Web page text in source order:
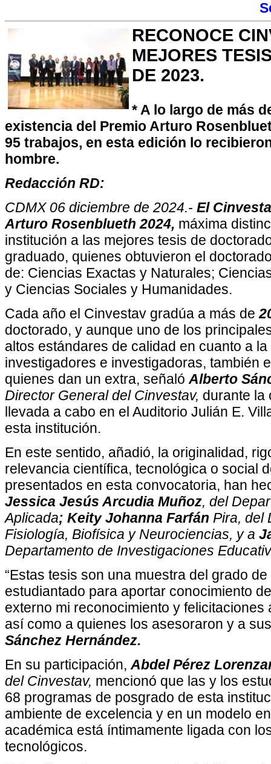
RECONOCE
MEJORES
DE 2023.
* A lo largo de más
existencia del Premio Arturo
95 trabajos, en esta edición lo
hombre.
Redacción RD:
CDMX 06 diciembre de 2024.- El
Arturo Rosenblueth 2024, máxima
institución a las mejores tesis de
graduado, quienes obtuvieron el
de: Ciencias Exactas y Naturales;
y Ciencias Sociales y Humanidades.
Cada año el Cinvestav gradúa a más de
doctorado, y aunque uno de los
altos estándares de calidad en cuanto a
investigadores e investigadoras, también
quienes dan un extra, señaló Alberto
Director General del Cinvestav, durante la
llevada a cabo en el Auditorio Julián E.
esta institución.
En este sentido, añadió, la originalidad,
relevancia científica, tecnológica o social
presentados en esta convocatoria, han
Jessica Jesús Arcudia Muñoz, del
Aplicada; Keity Johanna Farfán Pira, del
Fisiología, Biofísica y Neurociencias, y a
Departamento de Investigaciones
“Estas tesis son una muestra del grado
estudiantado para aportar conocimiento
externo mi reconocimiento y felicitaciones
así como a quienes los asesoraron y a
Sánchez Hernández.
En su participación, Abdel Pérez
del Cinvestav, mencionó que las y los
68 programas de posgrado de esta
ambiente de excelencia y en un modelo
académica está íntimamente ligada con
tecnológicos.